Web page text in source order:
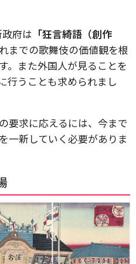
府は 「狂言綺語（創作
までの歌舞伎の価値観を根
。また外国人が見ることを
行うことも求められまし
要求に応えるには、今まで
一新していく必要がありま